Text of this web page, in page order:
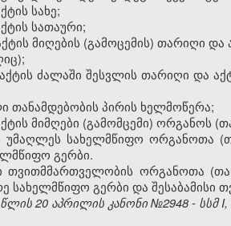
სახე;
სათაური;
მიღების (გამოცემის) თარიღი
ძალაში შესვლის თარიღი და
თანამდებობის პირის ხელმოწერა;
მიმღები (გამომცემი) ორგანოს
უმაღლეს სახელმწიფო ორგანოთა
გერბი.
თვითმმართველობის ორგანოთა
სახელმწიფო გერბი და შესაბამისი
20 აპრილის კანონი №2948 - სსმ I,